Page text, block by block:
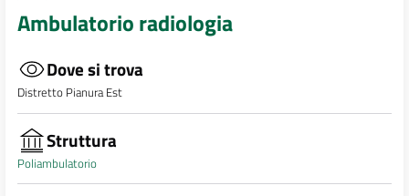
Ambulatorio radiologia
Dove si trova
Distretto Pianura Est
Struttura
Poliambulatorio